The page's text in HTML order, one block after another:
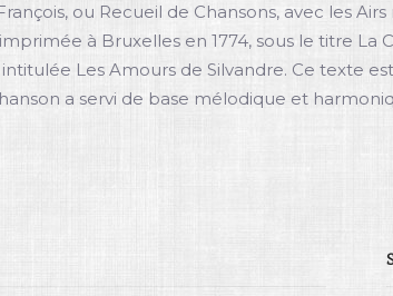
ou Recueil de Chansons, avec les
à Bruxelles en 1774, sous le titre La
intitulée Les Amours de Silvandre. Ce texte
a servi de base mélodique et